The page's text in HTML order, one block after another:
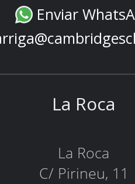
Enviar
La Roca
La Roca
C/ Pirineu, 11